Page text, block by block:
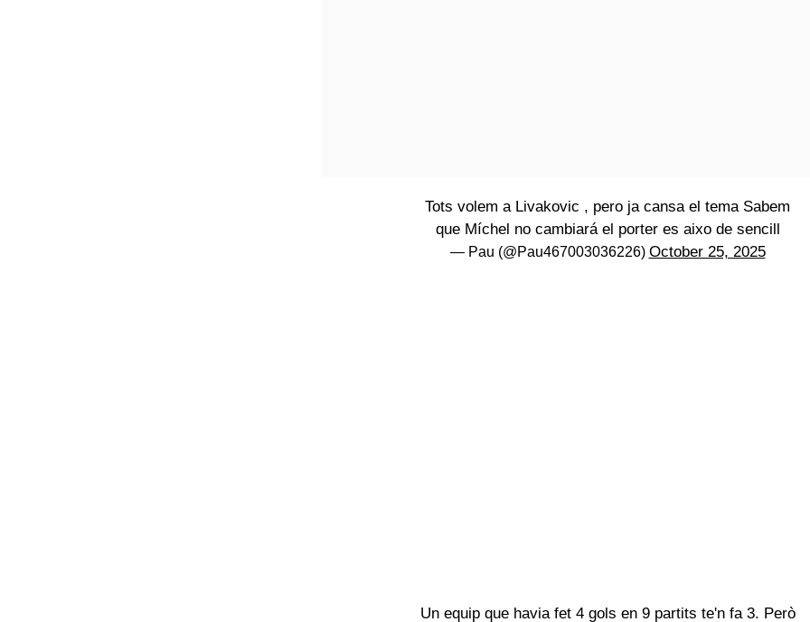
Tots volem a Livakovic , pero ja cansa el tema Sabem
que Míchel no cambiará el porter es aixo de sencill
— Pau (@Pau467003036226) October 25, 2025
Un equip que havia fet 4 gols en 9 partits te'n fa 3. Però